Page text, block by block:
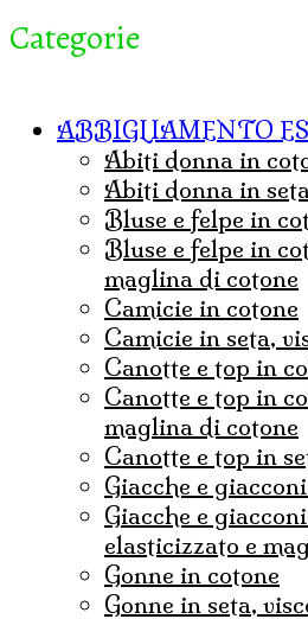
Categorie
ABBIGLIAMENTO
abiti donna in
abiti donna in
bluse e felpe in
bluse e felpe in cotone elasticizzato e
maglina di cotone
camicie in cotone
camicie in seta,
canotte e top in
canotte e top in cotone elasticizzato e
maglina di cotone
canotte e top in
Giacche e
giacche e giacconi in cotone
elasticizzato e
gonne in cotone
Gonne in seta,